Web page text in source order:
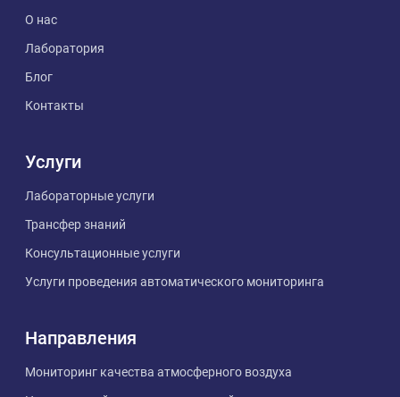
О нас
Лаборатория
Блог
Контакты
Услуги
Лабораторные услуги
Трансфер знаний
Консультационные услуги
Услуги проведения автоматического мониторинга
Направления
Мониторинг качества атмосферного воздуха